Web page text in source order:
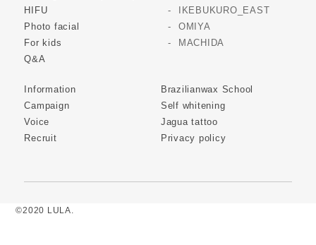
HIFU
Photo facial
For kids
Q&A
IKEBUKURO_EAST
OMIYA
MACHIDA
Information
Campaign
Voice
Recruit
Brazilianwax School
Self whitening
Jagua tattoo
Privacy policy
©2020 LULA.